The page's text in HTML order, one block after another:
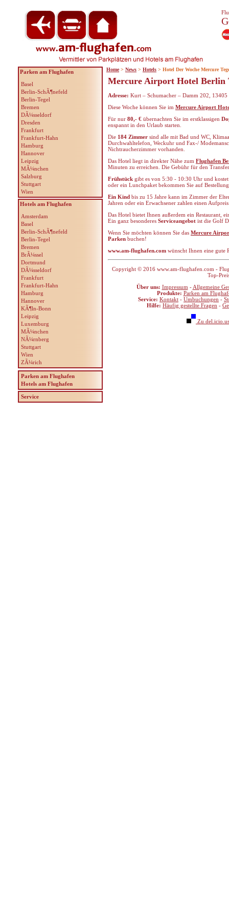
Mercure Airport Hotel Berlin
Adresse: Kurt – Schumacher – Damm 202, 13405
Diese Woche können Sie im Mercure Airport
Für nur 80,- € übernachten Sie im erstklassigen
enspannt in den Urlaub starten.
Die 184 Zimmer sind alle mit Bad und WC,
Durchwahltelefon, Weckuhr und Fax-/
Nichtraucherzimmer vorhanden.
Das Hotel liegt in direkter Nähe zum Flughafen
Minuten zu erreichen. Die Gebühr für den
Frühstück gibt es von 5:30 - 10:30 Uhr und
oder ein Lunchpaket bekommen Sie auf
Ein Kind bis zu 15 Jahre kann im Zimmer der
Jahren oder ein Erwachsener zahlen einen
Das Hotel bietet Ihnen außerdem ein Restaurant,
Ein ganz besonderes Serviceangebot ist die Golf
Wenn Sie möchten können Sie das Mercure
Parken buchen!
www.am-flughafen.com wünscht Ihnen eine gute
Copyright © 2016 www.am-flughafen.com -
Top-
Über uns: Impressum - Allgemeine
Produkte: Parken am
Service: Kontakt - Umbuchungen -
Hilfe: Häufig gestellte Fragen -
Zu
Parken am Flughafen
Basel
Berlin-SchÃ¶nefeld
Berlin-Tegel
Bremen
DÃ¼sseldorf
Dresden
Frankfurt
Frankfurt-Hahn
Hamburg
Hannover
Leipzig
MÃ¼nchen
Salzburg
Stuttgart
Wien
Hotels am Flughafen
Amsterdam
Basel
Berlin-SchÃ¶nefeld
Berlin-Tegel
Bremen
BrÃ¼ssel
Dortmund
DÃ¼sseldorf
Frankfurt
Frankfurt-Hahn
Hamburg
Hannover
KÃ¶ln-Bonn
Leipzig
Luxemburg
MÃ¼nchen
NÃ¼rnberg
Stuttgart
Wien
ZÃ¼rich
Parken am Flughafen
Hotels am Flughafen
Service
Home > News > Hotels > Hotel Der Woche Mercure